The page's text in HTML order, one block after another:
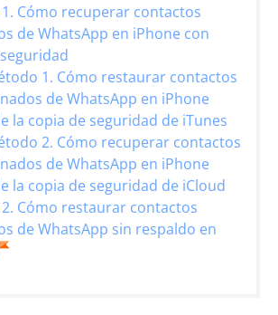
Cómo recuperar contactos
de WhatsApp en iPhone con
1. Cómo restaurar contactos
de WhatsApp en iPhone
la copia de seguridad de iTunes
2. Cómo recuperar contactos
de WhatsApp en iPhone
la copia de seguridad de iCloud
Cómo restaurar contactos
de WhatsApp sin respaldo en